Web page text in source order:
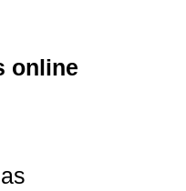
online